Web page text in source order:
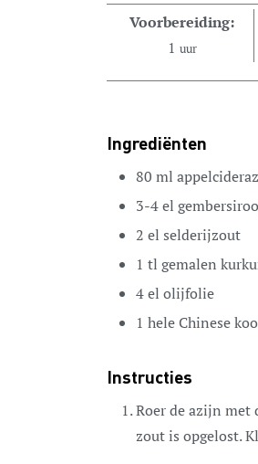
Voorbereiding:
1 uur
Ingrediënten
80 ml
3-4el
2 el selderijzout
1 tl gemalen
4el olijfolie
1 hele Chinese
Instructies
Roer de azijn met
zout is opgelost.